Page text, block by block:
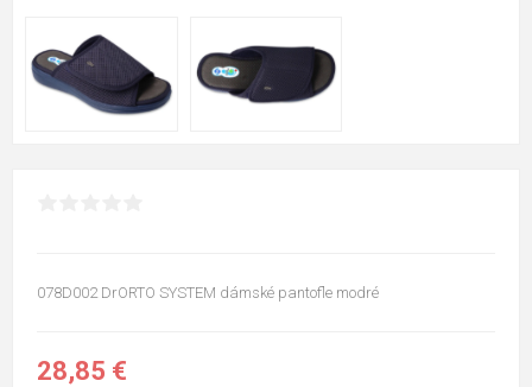
078D002 DrORTO SYSTEM dámské pantofle modré
28,85 €